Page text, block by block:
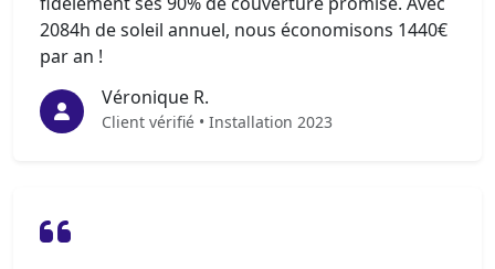
2084h de soleil annuel, nous économisons 1440€
par an !
Véronique R.
Client vérifié • Installation 2023